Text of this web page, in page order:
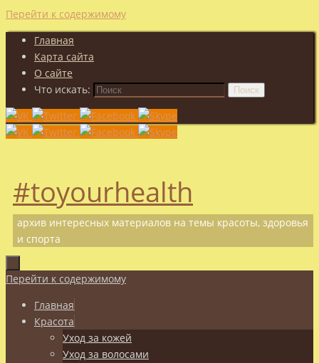
Перейти к содержимому
Главная
Карта сайта
О сайте
Что искать:
Поиск
#toyourhealth
архив интересных материалов на темы красоты, здоровья
и спорта
Перейти к содержимому
Главная
Красота
Уход за кожей
Уход за волосами